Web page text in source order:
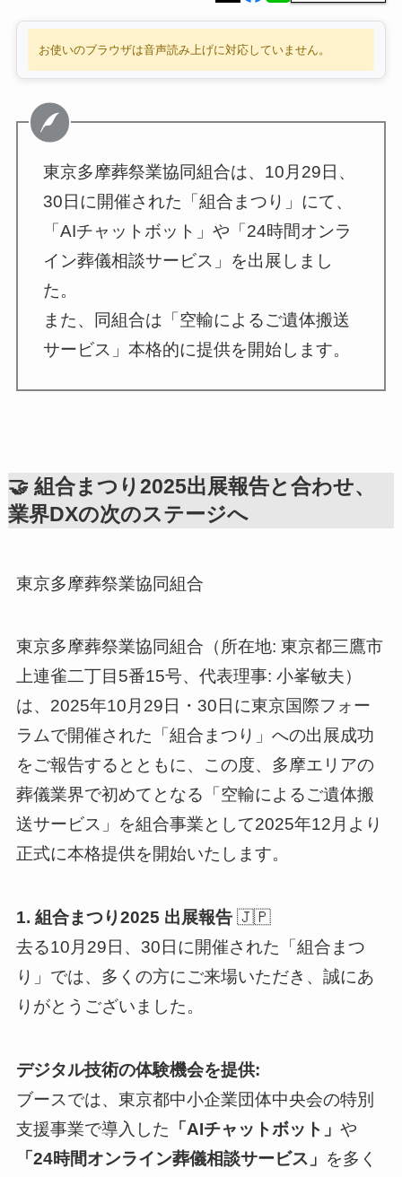
お使いのブラウザは音声読み上げに対応していません。
東京多摩葬祭業協同組合は、10月29日、
30日に開催された「組合まつり」にて、
「AIチャットボット」や「24時間オンラ
イン葬儀相談サービス」を出展しまし
た。
また、同組合は「空輸によるご遺体搬送
サービス」本格的に提供を開始します。
🤝 組合まつり2025出展報告と合わせ、
業界DXの次のステージへ
東京多摩葬祭業協同組合
東京多摩葬祭業協同組合（所在地: 東京都三鷹市
上連雀二丁目5番15号、代表理事: 小峯敏夫）
は、2025年10月29日・30日に東京国際フォー
ラムで開催された「組合まつり」への出展成功
をご報告するとともに、この度、多摩エリアの
葬儀業界で初めてとなる「空輸によるご遺体搬
送サービス」を組合事業として2025年12月より
正式に本格提供を開始いたします。
1. 組合まつり2025 出展報告 🇯🇵
去る10月29日、30日に開催された「組合まつ
り」では、多くの方にご来場いただき、誠にあ
りがとうございました。
デジタル技術の体験機会を提供:
ブースでは、東京都中小企業団体中央会の特別
支援事業で導入した 「AIチャットボット」 や
「24時間オンライン葬儀相談サービス」 を多く